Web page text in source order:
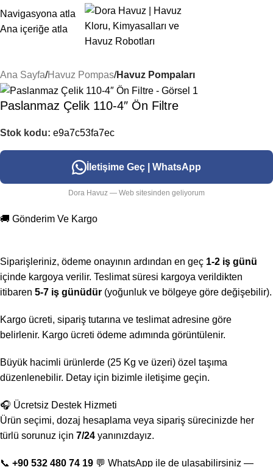
Navigasyona atla
Ana içeriğe atla
Ana Sayfa Havuz Pompas Havuz Pompaları
Paslanmaz Çelik 110-4″ Ön Filtre
Stok kodu: e9a7c53fa7ec
İletişime Geç | WhatsApp
Dora Havuz — Web sitesinden geliyorum
🚚 Gönderim Ve Kargo
Siparişleriniz, ödeme onayının ardından en geç 1-2 iş günü
içinde kargoya verilir. Teslimat süresi kargoya verildikten
itibaren 5-7 iş günüdür (yoğunluk ve bölgeye göre değişebilir).
Kargo ücreti, sipariş tutarına ve teslimat adresine göre
belirlenir. Kargo ücreti ödeme adımında görüntülenir.
Büyük hacimli ürünlerde (25 Kg ve üzeri) özel taşıma
düzenlenebilir. Detay için bizimle iletişime geçin.
🎧 Ücretsiz Destek Hizmeti
Ürün seçimi, dozaj hesaplama veya sipariş sürecinizde her
türlü sorunuz için 7/24 yanınızdayız.
📞 +90 532 480 74 19 💬 WhatsApp ile de ulaşabilirsiniz —